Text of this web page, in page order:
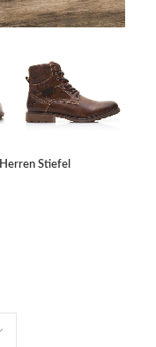
Herren Stiefel